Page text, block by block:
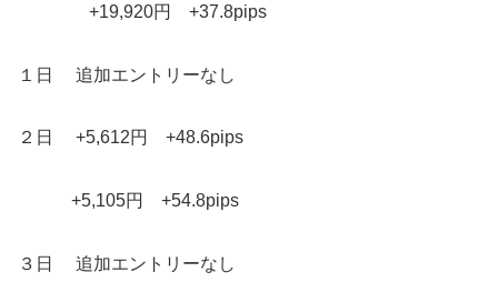
+19,920円 +37.8pips
１日 追加エントリーなし
２日 +5,612円 +48.6pips
+5,105円 +54.8pips
３日 追加エントリーなし